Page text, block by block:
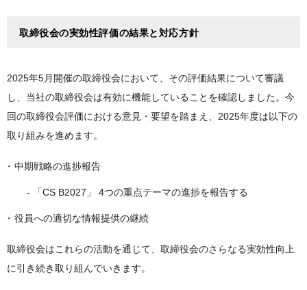
取締役会の実効性評価の結果と対応方針
2025年5月開催の取締役会において、その評価結果について審議
し、当社の取締役会は有効に機能していることを確認しました。今
回の取締役会評価における意見・要望を踏まえ、2025年度は以下の
取り組みを進めます。
中期戦略の進捗報告
- 「CS B2027」 4つの重点テーマの進捗を報告する
役員への適切な情報提供の継続
取締役会はこれらの活動を通じて、取締役会のさらなる実効性向上
に引き続き取り組んでいきます。